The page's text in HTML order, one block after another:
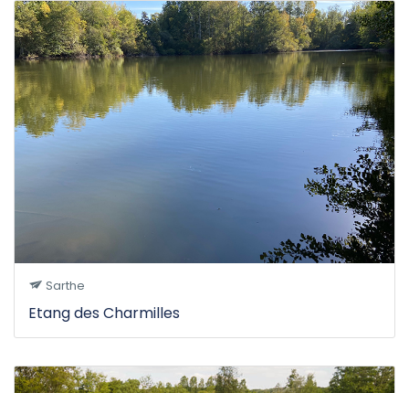
Sarthe
Etang des Charmilles